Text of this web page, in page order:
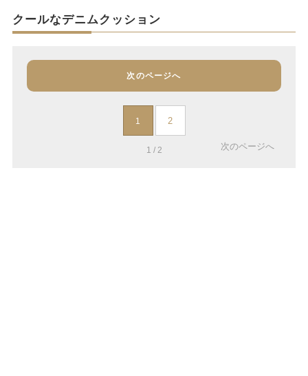
クールなデニムクッション
次のページへ
1 2
1 / 2 次のページへ